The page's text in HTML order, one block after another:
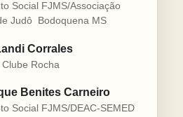
Social FJMS/Associação
Judô  Bodoquena MS
Corrales
Clube Rocha
Benites Carneiro
Social FJMS/DEAC-SEMED